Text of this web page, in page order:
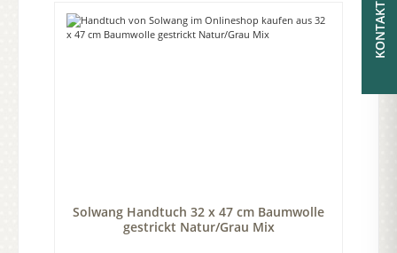
Solwang Handtuch 32 x 47 cm Baumwolle
gestrickt Natur/Grau Mix
KONTAKT